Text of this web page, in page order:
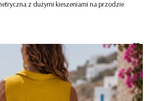
z dużymi kieszeniami na przodzie